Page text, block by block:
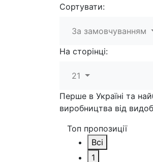
Сортувати:
За замовчуванням
На сторінці:
21
Перше в Україні та
виробництва від
Топ пропозиції
Всі
1